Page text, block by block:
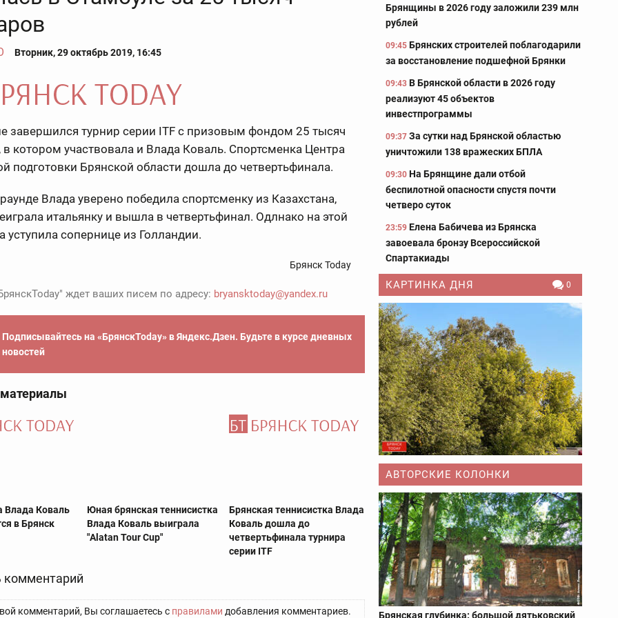
Вторник, 29 октябрь 2019, 16:45
завершился турнир серии ITF с призовым фондом 25 тысяч
котором участвовала и Влада Коваль. Спортсменка Центра
подготовки Брянской области дошла до четвертьфинала.
Влада уверено победила спортсменку из Казахстана,
итальянку и вышла в четвертьфинал. Одлнако на этой
уступила сопернице из Голландии.
Брянск Today
ждет ваших писем по адресу: bryansktoday@yandex.ru
Подписывайтесь на «БрянскToday» в Яндекс.Дзен. Будьте в курсе дневных
новостей
Влада Коваль
в Брянск
Юная брянская теннисистка
Влада Коваль выиграла
"Alatan Tour Cup"
Брянская теннисистка Влада
Коваль дошла до
четвертьфинала турнира
серии ITF
комментарий
комментарий, Вы соглашаетесь с правилами добавления комментариев.
Брянщины в 2026 году заложили 239 млн
рублей
09:45 Брянских строителей поблагодарили
за восстановление подшефной Брянки
09:43 В Брянской области в 2026 году
реализуют 45 объектов
инвестпрограммы
09:37 За сутки над Брянской областью
уничтожили 138 вражеских БПЛА
09:30 На Брянщине дали отбой
беспилотной опасности спустя почти
четверо суток
23:59 Елена Бабичева из Брянска
завоевала бронзу Всероссийской
Спартакиады
КАРТИНКА ДНЯ 0
АВТОРСКИЕ КОЛОНКИ
Брянская глубинка: большой дятьковский